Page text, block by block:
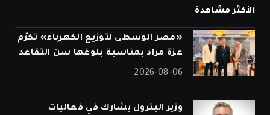
الأكثر مشاهدة
«مصر الوسطى لتوزيع الكهرباء» تكرّم
عزة مراد بمناسبة بلوغها سن التقاعد
2026-08-06
وزير البترول يشارك في فعاليات